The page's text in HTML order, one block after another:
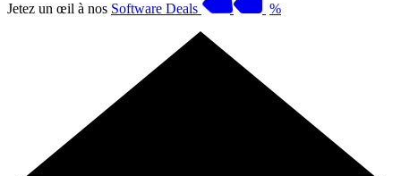
Jetez un œil à nos Software Deals %